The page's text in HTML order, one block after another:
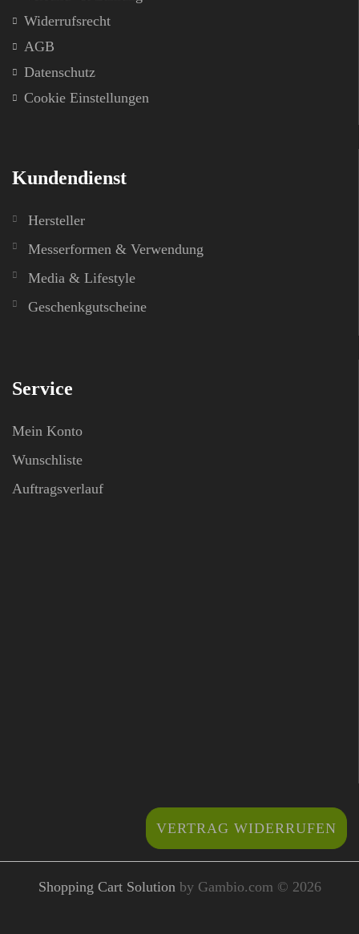
Widerrufsrecht
AGB
Datenschutz
Cookie Einstellungen
Kundendienst
Hersteller
Messerformen & Verwendung
Media & Lifestyle
Geschenkgutscheine
Service
Mein Konto
Wunschliste
Auftragsverlauf
VERTRAG WIDERRUFEN
Shopping Cart Solutionby Gambio.com © 2026